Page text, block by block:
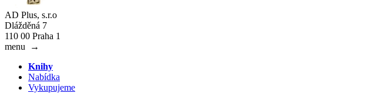
AD Plus, s.r.o
Dlážděná 7
110 00 Praha 1
menu
→
Knihy
Nabídka
Vykupujeme